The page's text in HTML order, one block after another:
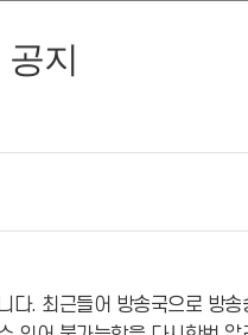
지
. 최근들어 방송국으로 방